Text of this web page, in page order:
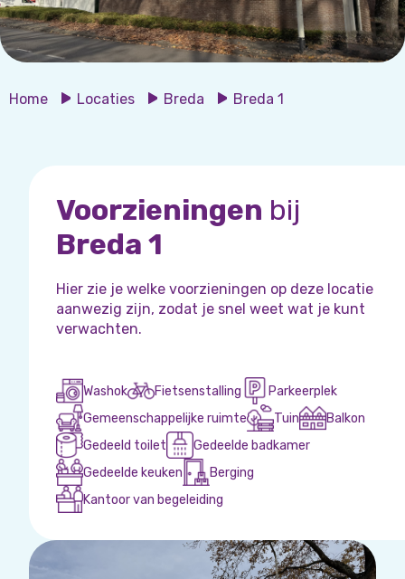
Home Locaties Breda Breda 1
Voorzieningen bij
Breda 1
Hier zie je welke voorzieningen op deze locatie
aanwezig zijn, zodat je snel weet wat je kunt
verwachten.
Washok Fietsenstalling
Parkeerplek
Gemeenschappelijke ruimte
Tuin
Balkon
Gedeeld toilet
Gedeelde badkamer
Gedeelde keuken
Berging
Kantoor van begeleiding